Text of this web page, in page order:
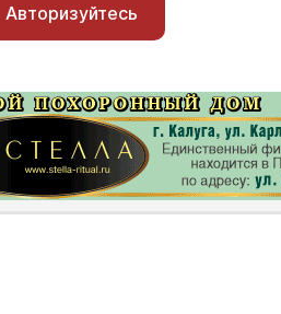
Авторизуйтесь